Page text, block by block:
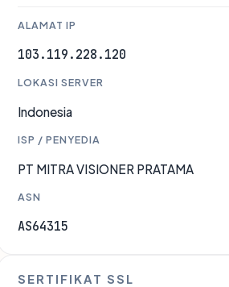
ALAMAT IP
103.119.228.120
LOKASI SERVER
Indonesia
ISP / PENYEDIA
PT MITRA VISIONER PRATAMA
ASN
AS64315
SERTIFIKAT SSL